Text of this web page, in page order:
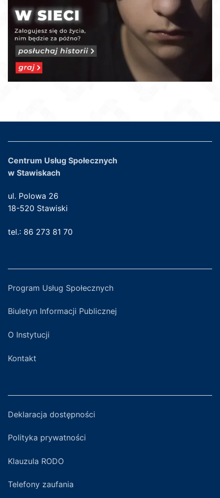
Centrum Usług Społecznych
w Stawiskach
ul. Polowa 26
18-520 Stawiski
tel.: 86 273 81 70
Program Usług Społecznych
Biuletyn Informacji Publicznej
O Instytucji
Kontakt
Deklaracja dostępności
Polityka prywatności
Klauzula RODO
Telefony zaufania